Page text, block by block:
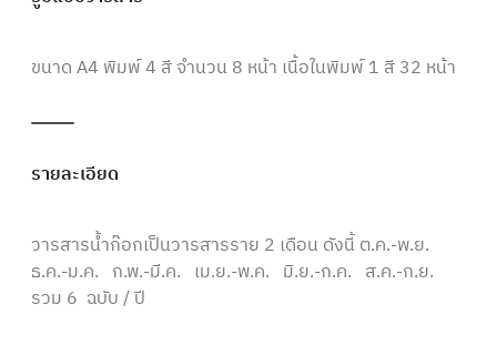
ขนาด A4 พิมพ์ 4 สี จำนวน 8 หน้า เนื้อในพิมพ์ 1 สี 32 หน้า
รายละเอียด
วารสารน้ำก๊อกเป็นวารสารราย 2 เดือน ดังนี้ ต.ค.-พ.ย.
ธ.ค.-ม.ค. ก.พ.-มี.ค. เม.ย.-พ.ค. มิ.ย.-ก.ค. ส.ค.-ก.ย.
รวม 6 ฉบับ / ปี